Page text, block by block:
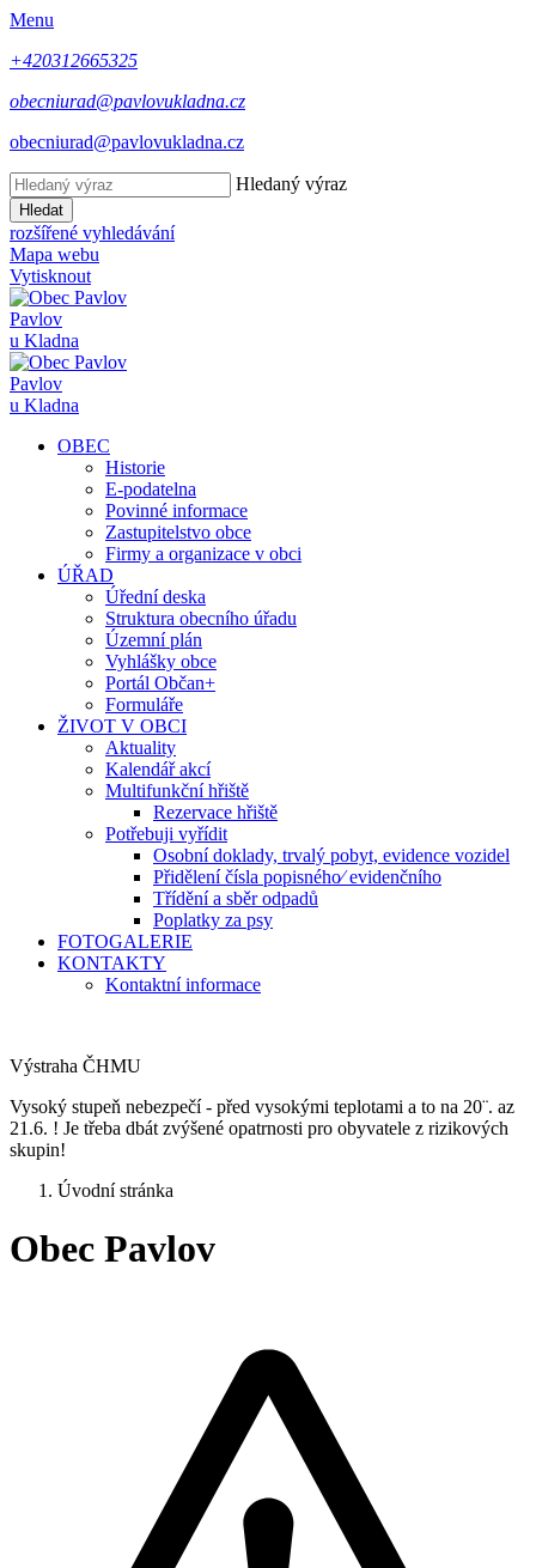
Menu
+420312665325
obecniurad@pavlovukladna.cz
obecniurad@pavlovukladna.cz
Hledaný výraz
Hledat
rozšířené vyhledávání
Mapa webu
Vytisknout
Pavlov
u Kladna
Pavlov
u Kladna
OBEC
Historie
E-podatelna
Povinné informace
Zastupitelstvo obce
Firmy a organizace v obci
ÚŘAD
Úřední deska
Struktura obecního úřadu
Územní plán
Vyhlášky obce
Portál Občan+
Formuláře
ŽIVOT V OBCI
Aktuality
Kalendář akcí
Multifunkční hřiště
Rezervace hřiště
Potřebuji vyřídit
Osobní doklady, trvalý pobyt, evidence vozidel
Přidělení čísla popisného⁄ evidenčního
Třídění a sběr odpadů
Poplatky za psy
FOTOGALERIE
KONTAKTY
Kontaktní informace
Výstraha ČHMU
Vysoký stupeň nebezpečí - před vysokými teplotami a to na 20¨. az
21.6. ! Je třeba dbát zvýšené opatrnosti pro obyvatele z rizikových
skupin!
Úvodní stránka
Obec Pavlov